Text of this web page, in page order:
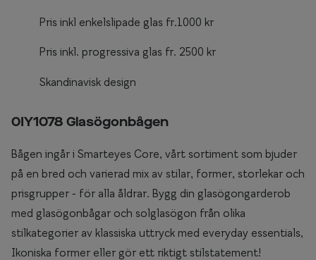
Pris inkl enkelslipade glas fr.1000 kr
Pris inkl. progressiva glas fr. 2500 kr
Skandinavisk design
0IY1078 Glasögonbågen
Bågen ingår i Smarteyes Core, vårt sortiment som bjuder
på en bred och varierad mix av stilar, former, storlekar och
prisgrupper - för alla åldrar. Bygg din glasögongarderob
med glasögonbågar och solglasögon från olika
stilkategorier av klassiska uttryck med everyday essentials,
Ikoniska former eller gör ett riktigt stilstatement!